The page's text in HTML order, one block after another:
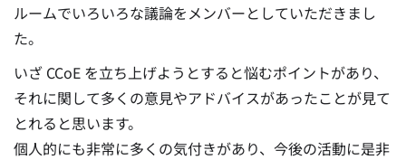
ルームでいろいろな議論をメンバーとしていただきまし
た。
いざ CCoE を立ち上げようとすると悩むポイントがあり、
それに関して多くの意見やアドバイスがあったことが見て
とれると思います。
個人的にも非常に多くの気付きがあり、今後の活動に是非